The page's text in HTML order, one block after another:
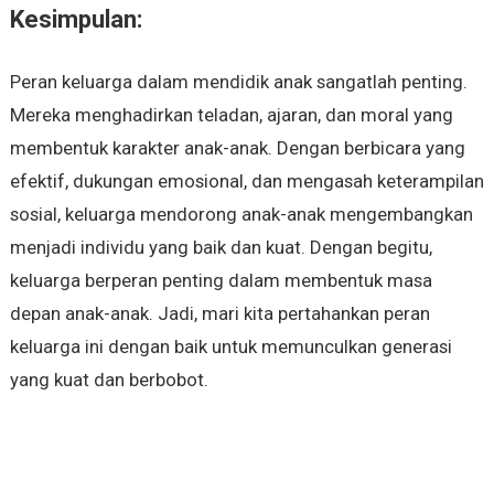
Kesimpulan:
Peran keluarga dalam mendidik anak sangatlah penting.
Mereka menghadirkan teladan, ajaran, dan moral yang
membentuk karakter anak-anak. Dengan berbicara yang
efektif, dukungan emosional, dan mengasah keterampilan
sosial, keluarga mendorong anak-anak mengembangkan
menjadi individu yang baik dan kuat. Dengan begitu,
keluarga berperan penting dalam membentuk masa
depan anak-anak. Jadi, mari kita pertahankan peran
keluarga ini dengan baik untuk memunculkan generasi
yang kuat dan berbobot.